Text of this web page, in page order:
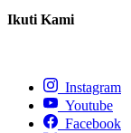
Ikuti Kami
Instagram
Youtube
Facebook